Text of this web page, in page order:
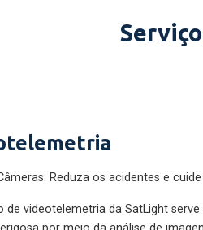
Reduza os acidentes e
de videotelemetria da SatLight
por meio da análise de